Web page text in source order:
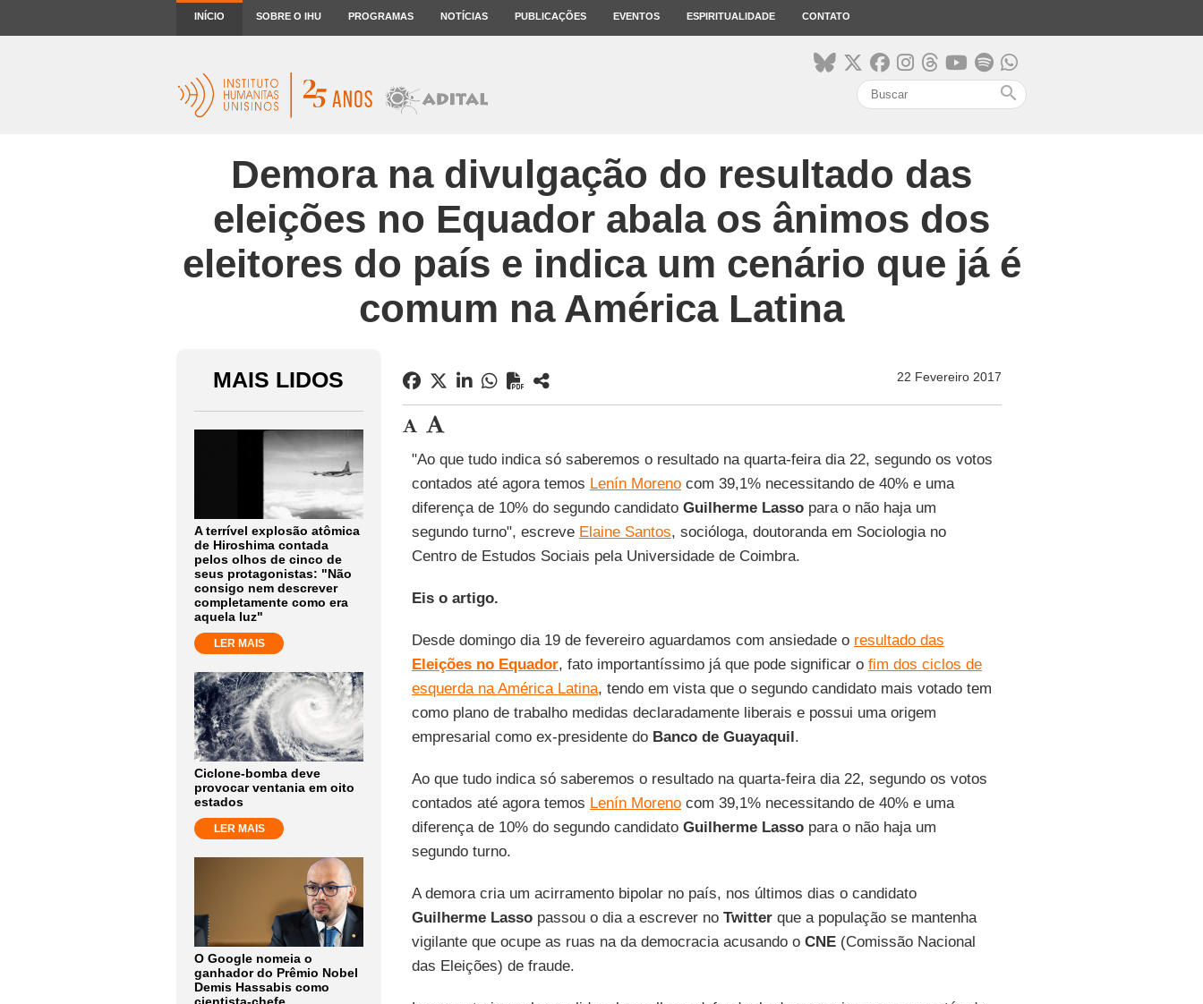
INÍCIO SOBRE O IHU PROGRAMAS NOTÍCIAS PUBLICAÇÕES EVENTOS ESPIRITUALIDADE CONTATO
search
Demora na divulgação do resultado das
eleições no Equador abala os ânimos dos
eleitores do país e indica um cenário que já é
comum na América Latina
MAIS LIDOS
A terrível explosão atômica
de Hiroshima contada
pelos olhos de cinco de
seus protagonistas: "Não
consigo nem descrever
completamente como era
aquela luz"
LER MAIS
Ciclone-bomba deve
provocar ventania em oito
estados
LER MAIS
O Google nomeia o
ganhador do Prêmio Nobel
Demis Hassabis como
22 Fevereiro 2017
"Ao que tudo indica só saberemos o resultado na quarta-feira dia 22, segundo os votos
contados até agora temos Lenín Morenocom 39,1% necessitando de 40% e uma
diferença de 10% do segundo candidato Guilherme Lassopara o não haja um
segundo turno", escreve Elaine Santos, socióloga, doutoranda em Sociologia no
Centro de Estudos Sociais pela Universidade de Coimbra.
Eis o artigo.
Desde domingo dia 19 de fevereiro aguardamos com ansiedade o resultado das
Eleições no Equador, fato importantíssimo já que pode significar o fim dos ciclos de
esquerda na América Latina, tendo em vista que o segundo candidato mais votado tem
como plano de trabalho medidas declaradamente liberais e possui uma origem
empresarial como ex-presidente do Banco de Guayaquil.
Ao que tudo indica só saberemos o resultado na quarta-feira dia 22, segundo os votos
contados até agora temos Lenín Morenocom 39,1% necessitando de 40% e uma
diferença de 10% do segundo candidato Guilherme Lassopara o não haja um
segundo turno.
A demora cria um acirramento bipolar no país, nos últimos dias o candidato
Guilherme Lassopassou o dia a escrever no Twitterque a população se mantenha
vigilante que ocupe as ruas na da democracia acusando o CNE(Comissão Nacional
das Eleições) de fraude.